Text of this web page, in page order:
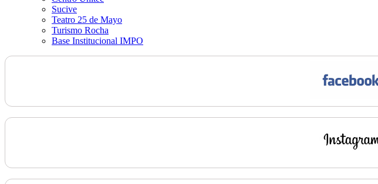
Sucive
Teatro 25 de Mayo
Turismo Rocha
Base Institucional IMPO